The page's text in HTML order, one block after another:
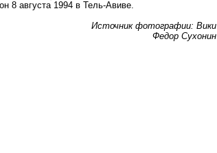
8 августа 1994 в Тель-Авиве.
Источник фотографии: Вики
Федор Сухонин